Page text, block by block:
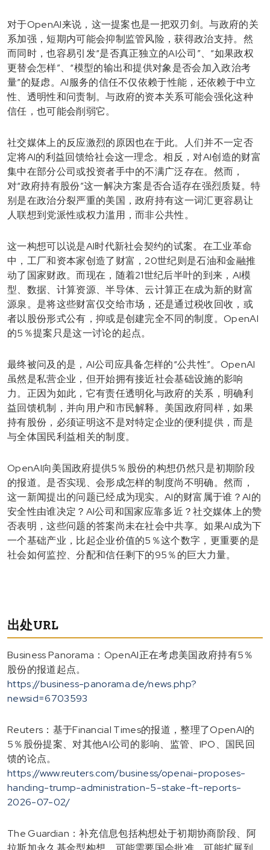
对于OpenAI来说，这一提案也是一把双刃剑。与政府的关
系加强，短期内可能会抑制监管风险，获得政治支持。然
而同时，也容易引发“是否真正独立的AI公司”、“如果政权
更替会怎样”、“模型的输出和提供对象是否会加入政治考
量”的疑虑。AI服务的信任不仅依赖于性能，还依赖于中立
性、透明性和问责制。与政府的资本关系可能会强化这种
信任，也可能会削弱它。
社交媒体上的反应激烈的原因也在于此。人们并不一定否
定将AI的利益回馈给社会这一理念。相反，对AI创造的财富
集中在部分公司或投资者手中的不满广泛存在。然而，
对“政府持有股份”这一解决方案是否合适存在强烈质疑。特
别是在政治分裂严重的美国，政府持有这一词汇更容易让
人联想到党派性或权力滥用，而非公共性。
这一构想可以说是AI时代新社会契约的试案。在工业革命
中，工厂和资本家创造了财富，20世纪则是石油和金融推
动了国家财政。而现在，随着21世纪后半叶的到来，AI模
型、数据、计算资源、半导体、云计算正在成为新的财富
源泉。是将这些财富仅交给市场，还是通过税收回收，或
者以股份形式公有，抑或是创建完全不同的制度。OpenAI
的5％提案只是这一讨论的起点。
最终被问及的是，AI公司应具备怎样的“公共性”。OpenAI
虽然是私营企业，但开始拥有接近社会基础设施的影响
力。正因为如此，它有责任透明化与政府的关系，明确利
益回馈机制，并向用户和市民解释。美国政府同样，如果
持有股份，必须证明这不是对特定企业的便利提供，而是
与全体国民利益相关的制度。
OpenAI向美国政府提供5％股份的构想仍然只是初期阶段
的报道。是否实现、会形成怎样的制度尚不明确。然而，
这一新闻提出的问题已经成为现实。AI的财富属于谁？AI的
安全性由谁决定？AI公司和国家应靠多近？社交媒体上的赞
否表明，这些问题的答案尚未在社会中共享。如果AI成为下
一个基础产业，比起企业价值的5％这个数字，更重要的是
社会如何监控、分配和信任剩下的95％的巨大力量。
出处URL
Business Panorama：OpenAI正在考虑美国政府持有5％
股份的报道起点。
https://business-panorama.de/news.php?
newsid=6703593
Reuters：基于Financial Times的报道，整理了OpenAI的
5％股份提案、对其他AI公司的影响、监管、IPO、国民回
馈的论点。
https://www.reuters.com/business/openai-proposes-
handing-trump-administration-5-stake-ft-reports-
2026-07-02/
The Guardian：补充信息包括构想处于初期协商阶段、阿